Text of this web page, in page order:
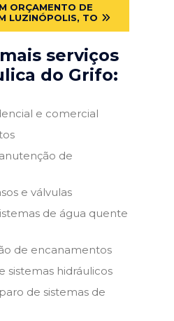
ORÇAMENTO DE
LUZINÓPOLIS, TO
serviços
do Grifo:
e comercial
de
e válvulas
de água quente
de encanamentos
sistemas hidráulicos
de sistemas de